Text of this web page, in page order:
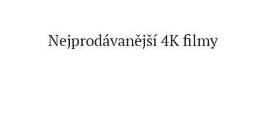
Nejprodávanější 4K filmy